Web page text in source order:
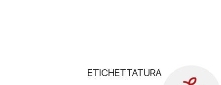
ETICHETTATURA